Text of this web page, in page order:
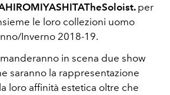
per
le loro collezioni uomo
Inverno 2018-19.
in scena due show
saranno la rappresentazione
loro affinità estetica oltre che